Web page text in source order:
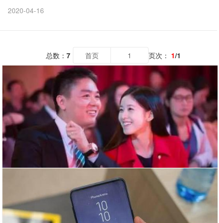
2020-04-16
总数： 7 首页 1 页次： 1/1